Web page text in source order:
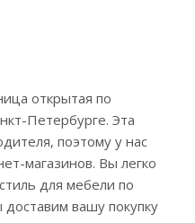
открытая по
Петербурге. Эта
поэтому у нас
магазинов. Вы легко
для мебели по
вашу покупку